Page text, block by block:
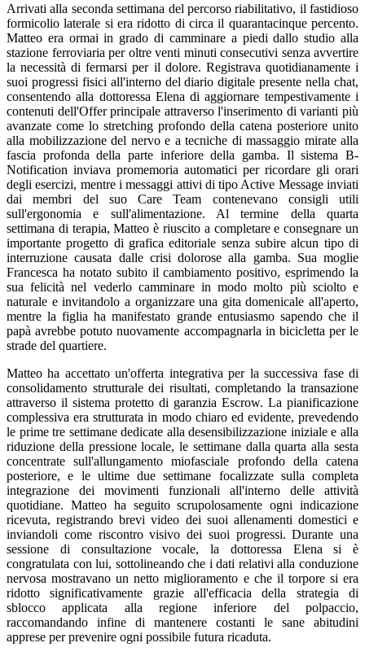
Arrivati alla seconda settimana del percorso riabilitativo, il fastidioso
formicolio laterale si era ridotto di circa il quarantacinque percento.
Matteo era ormai in grado di camminare a piedi dallo studio alla
stazione ferroviaria per oltre venti minuti consecutivi senza avvertire
la necessità di fermarsi per il dolore. Registrava quotidianamente i
suoi progressi fisici all'interno del diario digitale presente nella chat,
consentendo alla dottoressa Elena di aggiornare tempestivamente i
contenuti dell'Offer principale attraverso l'inserimento di varianti più
avanzate come lo stretching profondo della catena posteriore unito
alla mobilizzazione del nervo e a tecniche di massaggio mirate alla
fascia profonda della parte inferiore della gamba. Il sistema B-
Notification inviava promemoria automatici per ricordare gli orari
degli esercizi, mentre i messaggi attivi di tipo Active Message inviati
dai membri del suo Care Team contenevano consigli utili
sull'ergonomia e sull'alimentazione. Al termine della quarta
settimana di terapia, Matteo è riuscito a completare e consegnare un
importante progetto di grafica editoriale senza subire alcun tipo di
interruzione causata dalle crisi dolorose alla gamba. Sua moglie
Francesca ha notato subito il cambiamento positivo, esprimendo la
sua felicità nel vederlo camminare in modo molto più sciolto e
naturale e invitandolo a organizzare una gita domenicale all'aperto,
mentre la figlia ha manifestato grande entusiasmo sapendo che il
papà avrebbe potuto nuovamente accompagnarla in bicicletta per le
strade del quartiere.
Matteo ha accettato un'offerta integrativa per la successiva fase di
consolidamento strutturale dei risultati, completando la transazione
attraverso il sistema protetto di garanzia Escrow. La pianificazione
complessiva era strutturata in modo chiaro ed evidente, prevedendo
le prime tre settimane dedicate alla desensibilizzazione iniziale e alla
riduzione della pressione locale, le settimane dalla quarta alla sesta
concentrate sull'allungamento miofasciale profondo della catena
posteriore, e le ultime due settimane focalizzate sulla completa
integrazione dei movimenti funzionali all'interno delle attività
quotidiane. Matteo ha seguito scrupolosamente ogni indicazione
ricevuta, registrando brevi video dei suoi allenamenti domestici e
inviandoli come riscontro visivo dei suoi progressi. Durante una
sessione di consultazione vocale, la dottoressa Elena si è
congratulata con lui, sottolineando che i dati relativi alla conduzione
nervosa mostravano un netto miglioramento e che il torpore si era
ridotto significativamente grazie all'efficacia della strategia di
sblocco applicata alla regione inferiore del polpaccio,
raccomandando infine di mantenere costanti le sane abitudini
apprese per prevenire ogni possibile futura ricaduta.